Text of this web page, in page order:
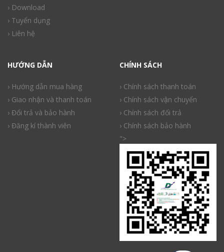
› Download
› Tuyển dụng
› Liên hệ
HƯỚNG DẪN
› Hướng dẫn mua hàng
› Giao nhận và thanh toán
› Đổi trả và bảo hành
› Đăng kí thành viên
CHÍNH SÁCH
› Chính sách thanh toán
› Chính sách vận chuyển
› Chính sách đổi trả
› Chính sách bảo hành
">